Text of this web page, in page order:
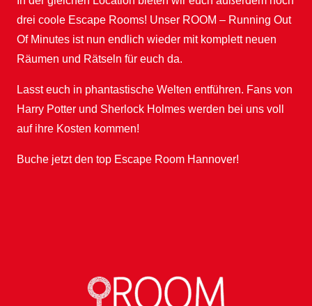
drei coole Escape Rooms! Unser ROOM – Running Out
Of Minutes ist nun endlich wieder mit komplett neuen
Räumen und Rätseln für euch da.
Lasst euch in phantastische Welten entführen. Fans von
Harry Potter und Sherlock Holmes werden bei uns voll
auf ihre Kosten kommen!
Buche jetzt den top Escape Room Hannover!